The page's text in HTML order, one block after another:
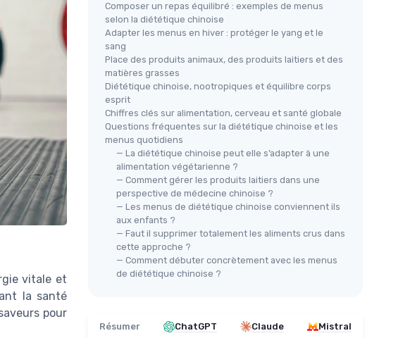
vitale et
la santé
pour
Composer un repas équilibré : exemples de menus
selon la diététique chinoise
Adapter les menus en hiver : protéger le yang et le
sang
Place des produits animaux, des produits laitiers et des
matières grasses
Diététique chinoise, nootropiques et équilibre corps
esprit
Chiffres clés sur alimentation, cerveau et santé globale
Questions fréquentes sur la diététique chinoise et les
menus quotidiens
— La diététique chinoise peut elle s’adapter à une
alimentation végétarienne ?
— Comment gérer les produits laitiers dans une
perspective de médecine chinoise ?
— Les menus de diététique chinoise conviennent ils
aux enfants ?
— Faut il supprimer totalement les aliments crus dans
cette approche ?
— Comment débuter concrètement avec les menus
de diététique chinoise ?
Résumer ChatGPT Claude Mistral